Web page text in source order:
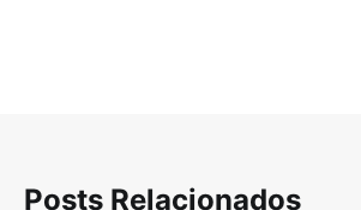
Posts Relacionados